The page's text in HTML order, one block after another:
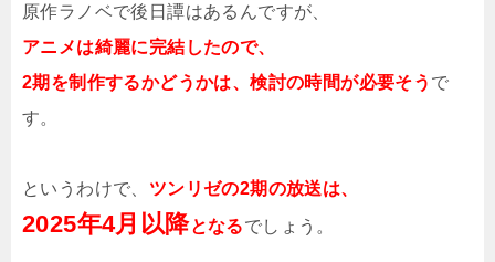
原作ラノベで後日譚はあるんですが、
アニメは綺麗に完結したので、
2期を制作するかどうかは、検討の時間が必要そう で
す。
というわけで、 ツンリゼの2期の放送は、
2025年4月以降となるでしょう。